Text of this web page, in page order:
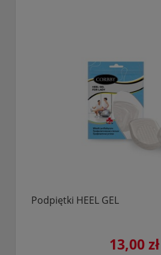
Podpiętki HEEL GEL
13,00 zł